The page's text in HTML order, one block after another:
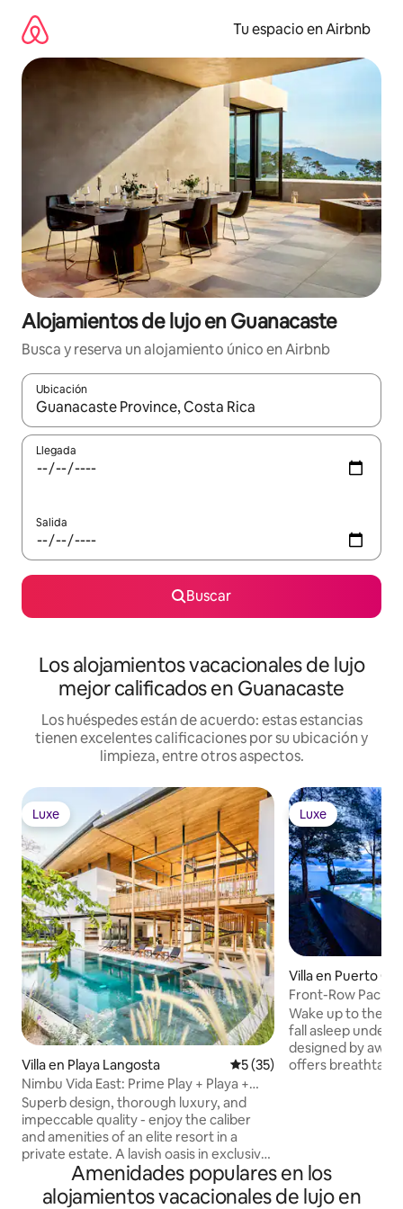
contenido
Tu espacio en Airbnb
Alojamientos de lujo en Guanacaste
Busca y reserva un alojamiento único en Airbnb
Ubicación
Cuando los resultados estén disponibles, podrás navegar
Llegada
Salida
Buscar
Los alojamientos vacacionales de lujo
mejor calificados en Guanacaste
Los huéspedes están de acuerdo: estas estancias
tienen excelentes calificaciones por su ubicación y
limpieza, entre otros aspectos.
Luxe
Luxe
Villa en Playa Langosta Calificación promedio: 5 de
5 (35)
Nimbu Vida East: Prime Play + Playa +
Pool Luxury
Superb design, thorough luxury, and
impeccable quality - enjoy the caliber
and amenities of an elite resort in a
private estate. A lavish oasis in exclusive
beach neighborhood - steps to surf,
minutes to town. 6,000 sqft of high-end
amenities and full-time staff: • Stunning
Luxe
Luxe
Villa en Puerto
Front-Row
Pool
Wake up to the
fall asleep under
designed by
offers
beaches await.
Rica’s most beautiful
mins away. High-
Amenidades populares en los
alojamientos vacacionales de lujo en